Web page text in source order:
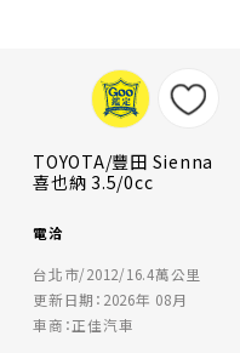
TOYOTA/豐田 Sienna
喜也納 3.5/0cc
電洽
台北市/2012/16.4萬公里
更新日期：2026年 08月
車商：正佳汽車